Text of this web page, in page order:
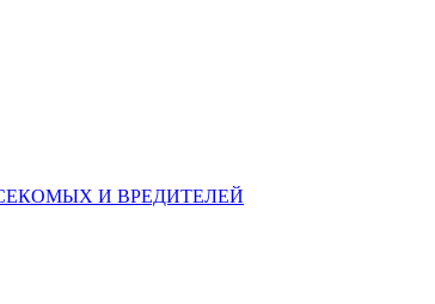
И ВРЕДИТЕЛЕЙ